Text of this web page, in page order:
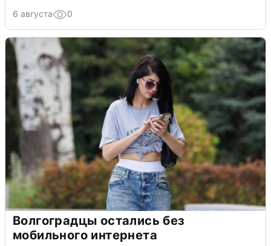
6 августа 0
Волгоградцы остались без
мобильного интернета